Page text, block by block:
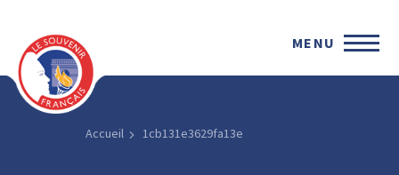
MENU
Accueil 1cb131e3629fa13e